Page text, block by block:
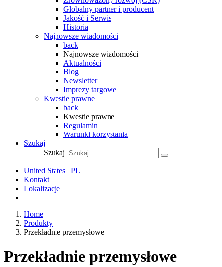
Globalny partner i producent
Jakość i Serwis
Historia
Najnowsze wiadomości
back
Najnowsze wiadomości
Aktualności
Blog
Newsletter
Imprezy targowe
Kwestie prawne
back
Kwestie prawne
Regulamin
Warunki korzystania
Szukaj
Szukaj
United States | PL
Kontakt
Lokalizacje
Home
Produkty
Przekładnie przemysłowe
Przekładnie przemysłowe